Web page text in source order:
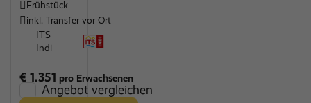
Frühstück
inkl. Transfer vor Ort
ITS
Indi
€ 1.351 pro Erwachsenen
Angebot vergleichen